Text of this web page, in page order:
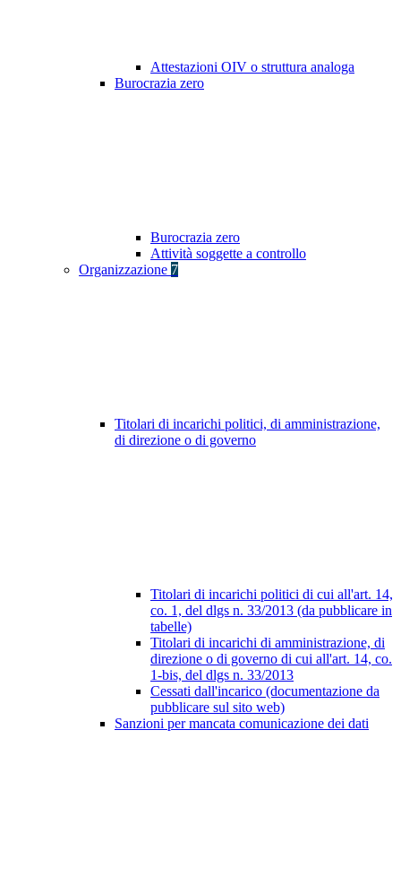
Attestazioni OIV o struttura analoga
Burocrazia zero
Burocrazia zero
Attività soggette a controllo
Organizzazione 7
Titolari di incarichi politici, di amministrazione,
di direzione o di governo
Titolari di incarichi politici di cui all'art. 14,
co. 1, del dlgs n. 33/2013 (da pubblicare in
tabelle)
Titolari di incarichi di amministrazione, di
direzione o di governo di cui all'art. 14, co.
1-bis, del dlgs n. 33/2013
Cessati dall'incarico (documentazione da
pubblicare sul sito web)
Sanzioni per mancata comunicazione dei dati